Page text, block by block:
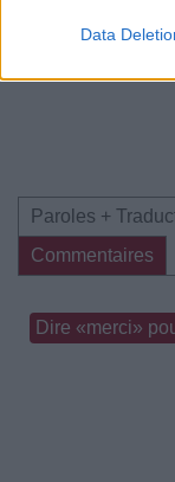
Data
Paroles +
Commentaires
Dire «merci»